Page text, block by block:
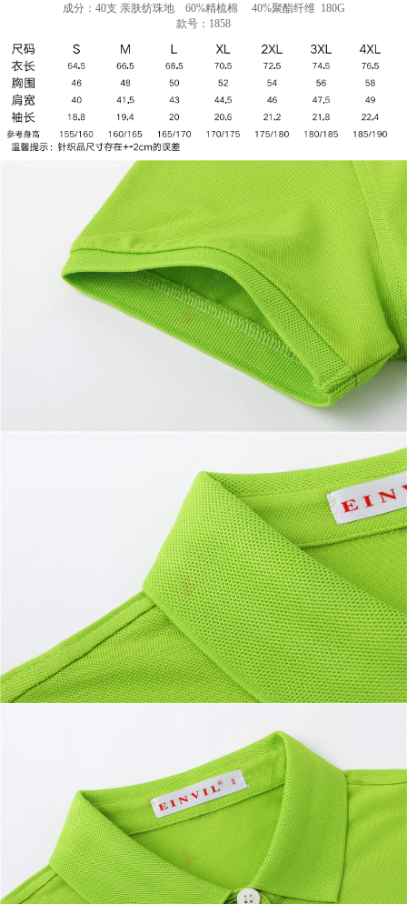
成分：40支 亲肤纺珠地 60%精梳棉 40%聚酯纤维 180G
款号：1858